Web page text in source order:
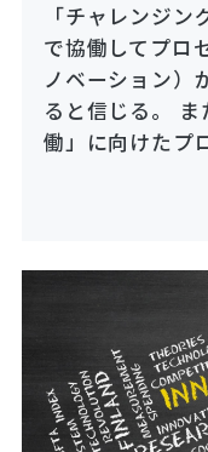
「チャレンジ
で協働してプロ
ノベーション）
ると信じる。
働」に向けたプ